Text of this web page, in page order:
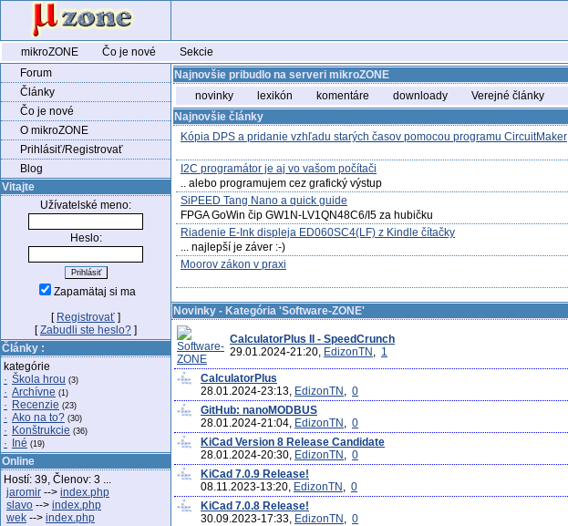
mikroZONE Čo je nové Sekcie
Forum
Články
Čo je nové
O mikroZONE
Prihlásiť/Registrovať
Blog
Vitajte
Užívatelské meno:
Heslo:
Zapamätaj si ma
[ Registrovať ]
[Zabudli ste heslo? ]
Články :
kategórie
· Škola hrou (3)
· Archívne (1)
· Recenzie (23)
· Ako na to? (30)
· Konštrukcie (36)
· Iné (19)
Online
Hostí: 39, Členov: 3 ...
jaromir --> index.php
slavo --> index.php
wek --> index.php
Najnovšie pribudlo na serveri mikroZONE
novinky
lexikón komentáre downloady Verejné články
Najnovšie články
Kópia DPS a pridanie vzhľadu starých časov pomocou programu CircuitMaker
I2C programátor je aj vo vašom počítači
.. alebo programujem cez grafický výstup
SiPEED Tang Nano a quick guide
FPGA GoWin čip GW1N-LV1QN48C6/I5 za hubičku
Riadenie E-Ink displeja ED060SC4(LF) z Kindle čítačky
... najlepší je záver :-)
Moorov zákon v praxi
Novinky - Kategória 'Software-ZONE'
CalculatorPlus II - SpeedCrunch
29.01.2024-21:20, EdizonTN , 1
CalculatorPlus
28.01.2024-23:13, EdizonTN , 0
GitHub: nanoMODBUS
28.01.2024-21:04, EdizonTN , 0
KiCad Version 8 Release Candidate
28.01.2024-20:30, EdizonTN , 0
KiCad 7.0.9 Release!
08.11.2023-13:20, EdizonTN , 0
KiCad 7.0.8 Release!
30.09.2023-17:33, EdizonTN , 0